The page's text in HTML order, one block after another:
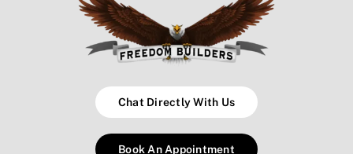
Chat Directly With Us
Book An Appointment